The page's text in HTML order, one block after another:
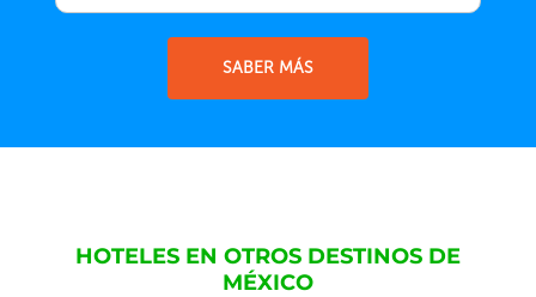
SABER MÁS
HOTELES EN OTROS DESTINOS DE
MÉXICO